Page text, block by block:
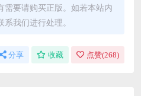
需要请购买正版。如若本站内
我们进行处理。
分享 收藏 点赞(268)